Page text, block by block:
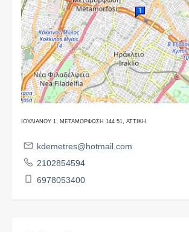
ΙΟΥΛΙΑΝΟΥ 1, ΜΕΤΑΜΟΡΦΩΣΗ 144 51, ΑΤΤΙΚΗ
kdemetres@hotmail.com
2102854594
6978053400